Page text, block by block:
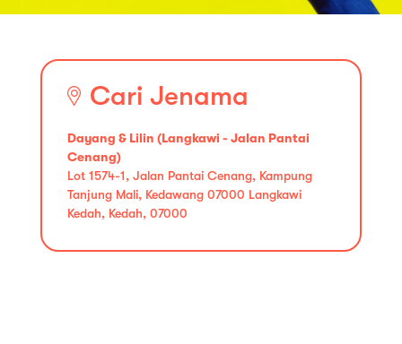
Cari Jenama
Dayang & Lilin (Langkawi - Jalan Pantai
Cenang)
Lot 1574-1, Jalan Pantai Cenang, Kampung
Tanjung Mali, Kedawang 07000 Langkawi
Kedah, Kedah, 07000